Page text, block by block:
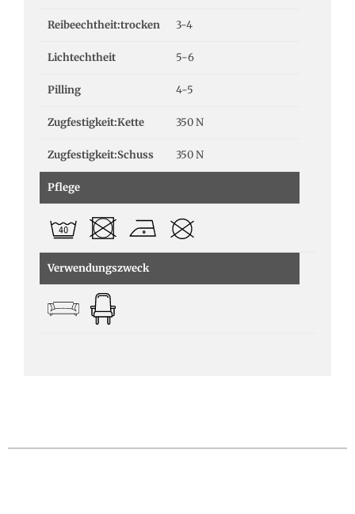
Reibeechtheit:trocken 3-4
Lichtechtheit 5-6
Pilling 4-5
Zugfestigkeit:Kette 350 N
Zugfestigkeit:Schuss 350 N
Pflege
Verwendungszweck